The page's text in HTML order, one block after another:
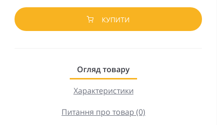
КУПИТИ
Огляд товару
Характеристики
Питання про товар (0)